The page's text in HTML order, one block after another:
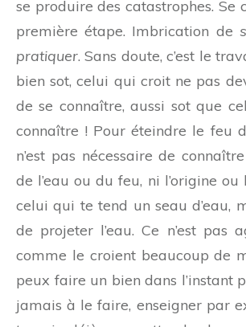
se produire des catastrophes. Se
première étape. Imbrication de
pratiquer. Sans doute, c’est le
bien sot, celui qui croit ne pas
de se connaître, aussi sot que
connaître ! Pour éteindre le feu
n’est pas nécessaire de
de l’eau ou du feu, ni l’origine ou
celui qui te tend un seau d’eau,
de projeter l’eau. Ce n’est pas
comme le croient beaucoup de
peux faire un bien dans l’instant
jamais à le faire, enseigner par